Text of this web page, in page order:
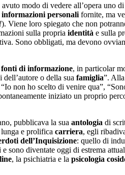
avuto modo di vedere all’opera uno
informazioni personali fornite, ma
). Viene loro spiegato che non
sulla propria identità e sulla
Sono obbligati, ma devono
fonti di informazione, in particolar
o della sua famiglia”.
non ho scelto di venire qua”,
iniziato un proprio
pubblicava la sua antologia di
e prolifica carriera, egli
dell’Inquisizione: quello di
sono diventate oggi di estrema
, la psichiatria e la psicologia